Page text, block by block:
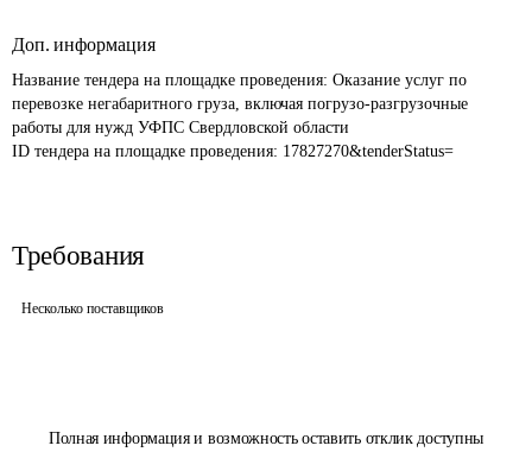
Полная информация и возможность оставить отклик доступны
Доп. информация
Название тендера на площадке проведения: Оказание услуг по
перевозке негабаритного груза, включая погрузо-разгрузочные
работы для нужд УФПС Свердловской области
ID тендера на площадке проведения: 17827270&tenderStatus=
Требования
Несколько поставщиков